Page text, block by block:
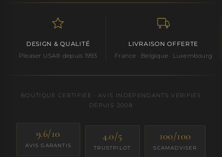
DESIGN & QUALITÉ
Pleaser USA® depuis 1993
LIVRAISON OFFERTE
France · Belgique · Luxembourg
BOUTIQUE CERTIFIÉE · AVIS INDÉPENDANTS VÉRIFIÉS
DEPUIS 2008
9.6/10
AVIS GARANTIS
4.0/5
TRUSTPILOT
100/100
SCAMADVISER